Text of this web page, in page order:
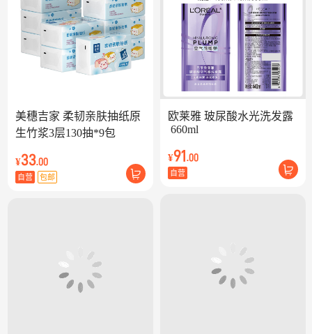
美穗吉家 柔韧亲肤抽纸原
生竹浆3层130抽*9包
¥33.00
自营 包邮
欧莱雅 玻尿酸水光洗发露
660ml
¥91 .00
自营